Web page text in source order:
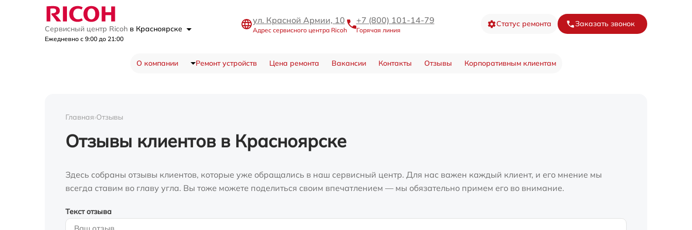
Сервисный центр Ricoh в Красноярске
Ежедневно с 9:00 до 21:00
ул. Красной Армии, 10
Адрес сервисного центра Ricoh
+7 (800) 101-14-79
Горячая линия
Статус ремонта Заказать звонок
О компании Ремонт устройств Цена ремонта Вакансии Контакты Отзывы Корпоративным клиентам
Главная›Отзывы
Отзывы клиентов в Красноярске
Здесь собраны отзывы клиентов, которые уже обращались в наш сервисный центр. Для нас важен каждый клиент, и его мнение мы
всегда ставим во главу угла. Вы тоже можете поделиться своим впечатлением — мы обязательно примем его во внимание.
Текст отзыва